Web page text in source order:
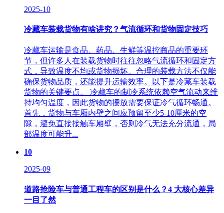
2025-10
冷藏车装载货物有啥讲究？气流循环和货物固定技巧
冷藏车运输是食品、药品、生鲜等温控商品的重要环
节，但许多人在装载货物时往往忽略气流循环和固定方
式，导致温度不均或货物损坏。合理的装载方法不仅能
确保货物品质，还能提升运输效率。以下是冷藏车装载
货物的关键要点。 冷藏车的制冷系统依赖空气流动来维
持均匀温度，因此货物的摆放需要保证冷气循环畅通。
首先，货物与车厢内壁之间应预留至少5-10厘米的空
隙，避免直接接触车厢壁，否则冷气无法充分流通，局
部温度可能升...
10
2025-09
道路抢险车与普通工程车的区别是什么？4 大核心差异
一目了然